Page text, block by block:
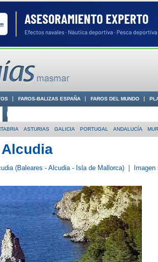
FAROS-BALIZAS ESPAÑA FAROS DEL MUNDO
ASTURIAS GALICIA PORTUGAL ANDALUCÍA
(Baleares - Alcudia - Isla de Mallorca) | Imagen